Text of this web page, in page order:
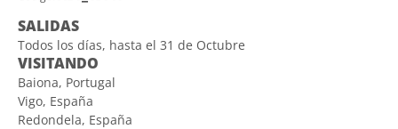
SALIDAS
Todos los días, hasta el 31 de Octubre
VISITANDO
Baiona, Portugal
Vigo, España
Redondela, España